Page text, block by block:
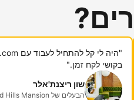
בקושי לקח זמן."
שון ריצנת'אלר
הבעלים של Hollywood Hills Mansion